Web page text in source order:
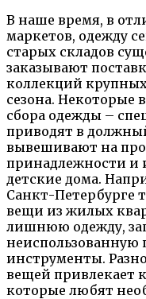
В наше время, в
маркетов, одежду
старых складов
заказывают
коллекций
сезона. Некоторые
сбора одежды –
приводят в
вывешивают на
принадлежности и
детские дома.
Санкт-Петербурге
вещи из жилых
лишнюю одежду,
неиспользованную
инструменты.
вещей привлекает
которые любят